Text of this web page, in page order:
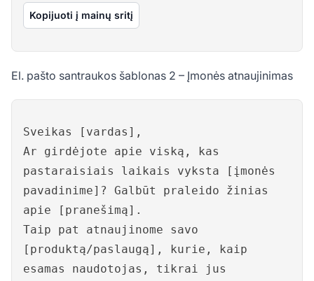
Kopijuoti į mainų sritį
El. pašto santraukos šablonas 2 – Įmonės atnaujinimas
Sveikas [vardas],
Ar girdėjote apie viską, kas
pastaraisiais laikais vyksta [įmonės
pavadinime]? Galbūt praleido žinias
apie [pranešimą].
Taip pat atnaujinome savo
[produktą/paslaugą], kurie, kaip
esamas naudotojas, tikrai jus